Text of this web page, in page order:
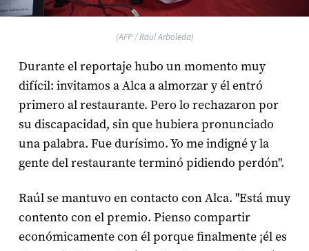
(AFP / Raul Arboleda)
Durante el reportaje hubo un momento muy
difícil: invitamos a Alca a almorzar y él entró
primero al restaurante. Pero lo rechazaron por
su discapacidad, sin que hubiera pronunciado
una palabra. Fue durísimo. Yo me indigné y la
gente del restaurante terminó pidiendo perdón".
Raúl se mantuvo en contacto con Alca. "Está muy
contento con el premio. Pienso compartir
económicamente con él porque finalmente ¡él es